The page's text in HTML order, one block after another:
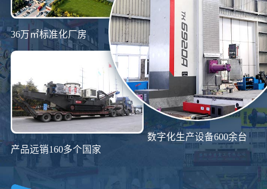
36万㎡标准化厂房
产品远销160多个国家
数字化生产设备600余台